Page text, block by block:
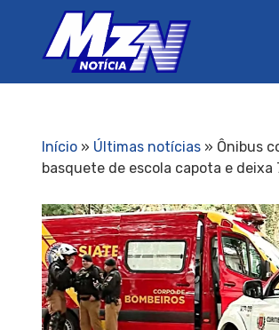
Início» Últimas notícias» Ônibus
basquete de escola capota e deixa